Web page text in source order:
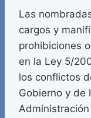
Las
cargos y
prohibiciones
en la Ley 5/
los conflictos
Gobierno y de